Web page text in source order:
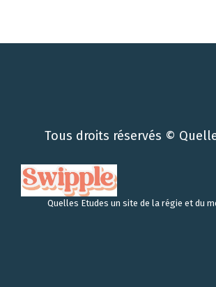
Tous droits réservés ©
Quelles Etudes un site de la régie et du